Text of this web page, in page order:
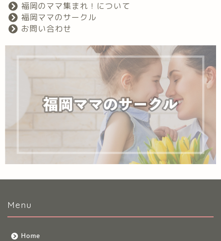
福岡のママ集まれ！について
福岡ママのサークル
お問い合わせ
Menu
Home